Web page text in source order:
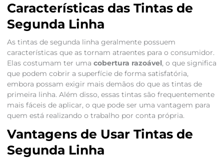
Características das Tintas de
Segunda Linha
As tintas de segunda linha geralmente possuem
características que as tornam atraentes para o consumidor.
Elas costumam ter uma cobertura razoável, o que significa
que podem cobrir a superfície de forma satisfatória,
embora possam exigir mais demãos do que as tintas de
primeira linha. Além disso, essas tintas são frequentemente
mais fáceis de aplicar, o que pode ser uma vantagem para
quem está realizando o trabalho por conta própria.
Vantagens de Usar Tintas de
Segunda Linha